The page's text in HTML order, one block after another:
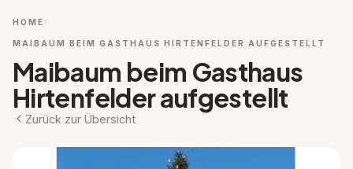
HOME
MAIBAUM BEIM GASTHAUS HIRTENFELDER AUFGESTELLT
Maibaum beim Gasthaus
Hirtenfelder aufgestellt
Zurück zur Übersicht